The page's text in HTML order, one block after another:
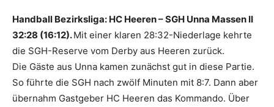
Handball Bezirksliga: HC Heeren – SGH Unna Massen II
32:28 (16:12).Mit einer klaren 28:32-Niederlage kehrte
die SGH-Reserve vom Derby aus Heeren zurück.
Die Gäste aus Unna kamen zunächst gut in diese Partie.
So führte die SGH nach zwölf Minuten mit 8:7. Dann aber
übernahm Gastgeber HC Heeren das Kommando. Über